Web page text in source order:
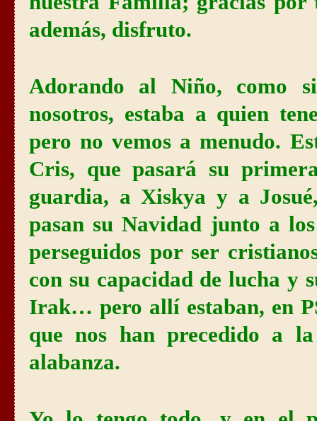
además, disfruto.
Adorando al Niño, como
nosotros, estaba a quien
pero no vemos a menudo.
Cris, que pasará su
guardia, a Xiskya y a
pasan su Navidad junto a
perseguidos por ser
con su capacidad de lucha y
Irak… pero allí estaban, en
que nos han precedido a
alabanza.